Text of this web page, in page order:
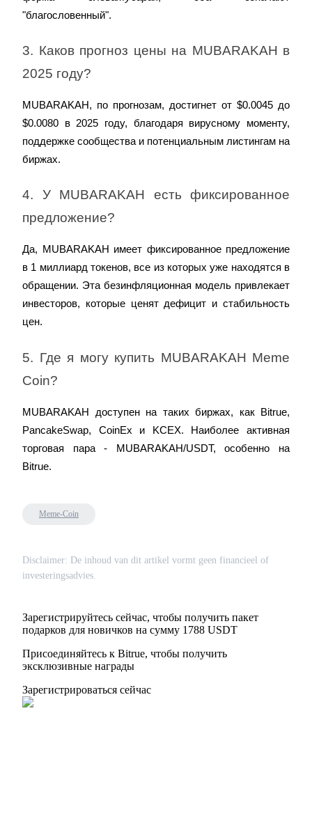
"благословенный".
3. Каков прогноз цены на MUBARAKAH в
2025 году?
MUBARAKAH, по прогнозам, достигнет от $0.0045 до
$0.0080 в 2025 году, благодаря вирусному моменту,
поддержке сообщества и потенциальным листингам на
биржах.
4. У MUBARAKAH есть фиксированное
предложение?
Да, MUBARAKAH имеет фиксированное предложение
в 1 миллиард токенов, все из которых уже находятся в
обращении. Эта безинфляционная модель привлекает
инвесторов, которые ценят дефицит и стабильность
цен.
5. Где я могу купить MUBARAKAH Meme
Coin?
MUBARAKAH доступен на таких биржах, как Bitrue,
PancakeSwap, CoinEx и KCEX. Наиболее активная
торговая пара - MUBARAKAH/USDT, особенно на
Bitrue.
Meme-Coin
Disclaimer: De inhoud van dit artikel vormt geen financieel of
investeringsadvies.
Зарегистрируйтесь сейчас, чтобы получить пакет
подарков для новичков на сумму 1788 USDT
Присоединяйтесь к Bitrue, чтобы получить
эксклюзивные награды
Зарегистрироваться сейчас